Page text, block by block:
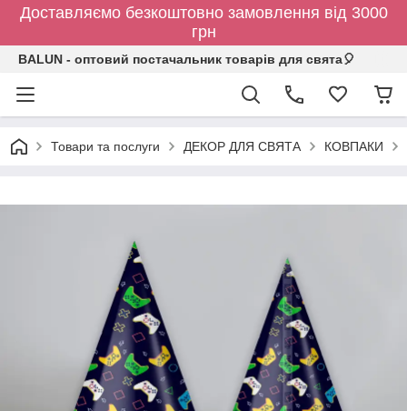
Доставляємо безкоштовно замовлення від 3000
грн
BALUN - оптовий постачальник товарів для свята🎈
Товари та послуги ДЕКОР ДЛЯ СВЯТА КОВПАКИ